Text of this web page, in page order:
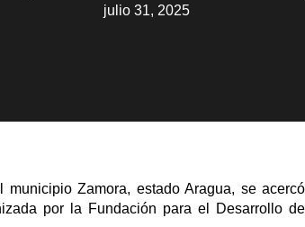
julio 31, 2025
Zamora, estado Aragua, se
por la Fundación para el Desarrollo